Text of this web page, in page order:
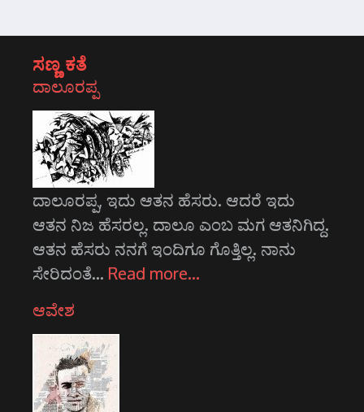
ಸಣ್ಣ ಕತೆ
ದಾಲೂರಪ್ಪ
ದಾಲೂರಪ್ಪ, ಇದು ಆತನ ಹೆಸರು. ಆದರೆ ಇದು
ಆತನ ನಿಜ ಹೆಸರಲ್ಲ. ದಾಲೂ ಎಂಬ ಮಗ ಆತನಿಗಿದ್ದ.
ಆತನ ಹೆಸರು ನನಗೆ ಇಂದಿಗೂ ಗೊತ್ತಿಲ್ಲ. ನಾನು
ಸೇರಿದಂತೆ… Read more…
ಆವೇಶ